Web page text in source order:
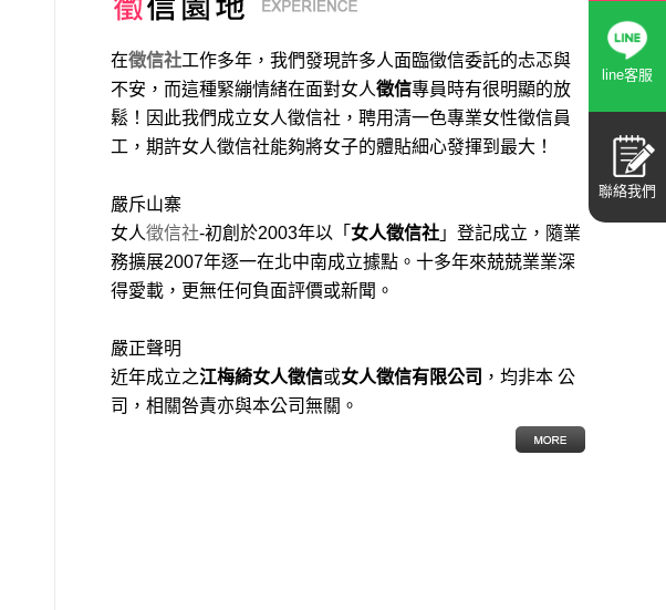
line客服
聯絡我們
在徵信社工作多年，我們發現許多人面臨徵信委託的忐忑與
不安，而這種緊繃情緒在面對女人徵信專員時有很明顯的放
鬆！因此我們成立女人徵信社，聘用清一色專業女性徵信員
工，期許女人徵信社能夠將女子的體貼細心發揮到最大 ！
嚴斥山寨
女人徵信社-初創於2003年以「 女人徵信社 」登記成立，隨業
務擴展2007年逐一在北中南成立據點。十多年來兢兢業業深
得愛載，更無任何負面評價或新聞。
嚴正聲明
近年成立之江梅綺女人徵信或女人徵信有限公司 ，均非本 公
司，相關咎責亦與本公司無關。